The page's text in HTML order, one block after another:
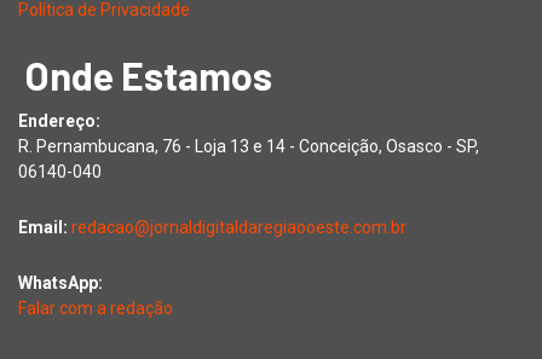
Política de Privacidade
Onde Estamos
Endereço:
R. Pernambucana, 76 - Loja 13 e 14 - Conceição, Osasco - SP,
06140-040
Email: redacao@jornaldigitaldaregiaooeste.com.br
WhatsApp:
Falar com a redação